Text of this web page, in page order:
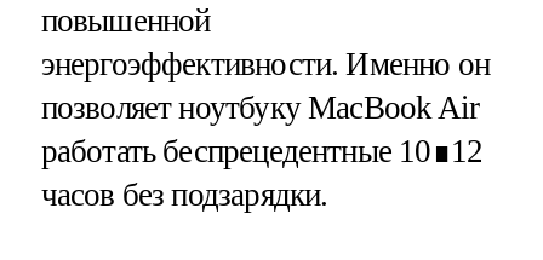
повышенной
энергоэффективности. Именно он
позволяет ноутбуку MacBook Air
работать беспрецедентные 10∎12
часов без подзарядки.